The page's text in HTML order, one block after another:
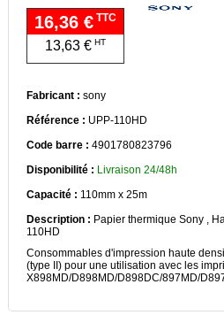
16,36 €TTC
13,63 €HT
Fabricant : sony
Référence : UPP-110HD
Code barre : 4901780823796
Disponibilité : Livraison 24/48h
Capacité : 110mm x 25m
Description : Papier thermique Sony ,
110HD
Consommables d'impression haute
(type II) pour une utilisation avec les
X898MD/D898MD/D898DC/897MD/